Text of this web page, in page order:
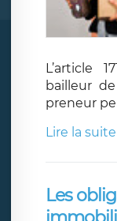
L’article
bailleur
preneur
Lire la suite
Les